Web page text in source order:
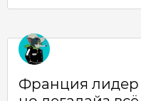
Франция лидер